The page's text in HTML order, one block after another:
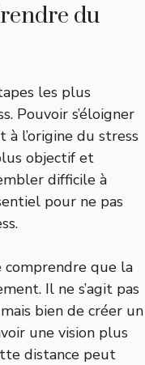
du
les plus
Pouvoir s’éloigner
l’origine du stress
objectif et
difficile à
pour ne pas
que la
Il ne s’agit pas
bien de créer un
une vision plus
distance peut